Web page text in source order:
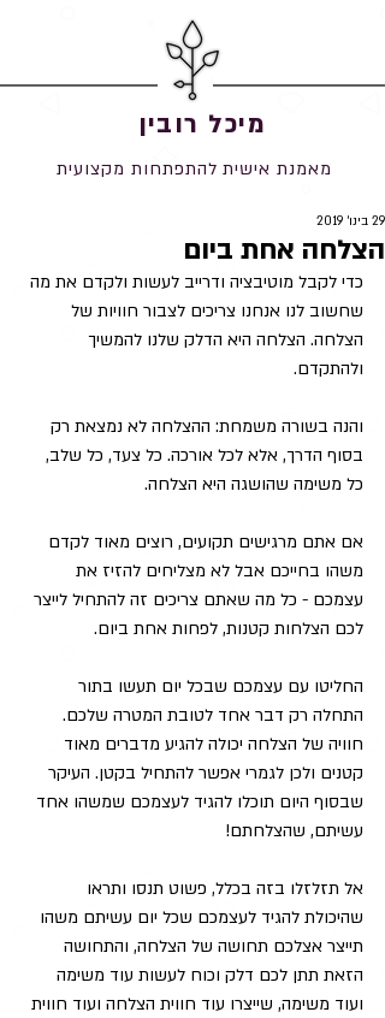
מיכל רובין
מאמנת אישית להתפתחות מקצועית
הצלחה אחת ביום
29 בינו׳ 2019
כדי לקבל מוטיבציה ודרייב לעשות ולקדם את מה
שחשוב לנו אנחנו צריכים לצבור חוויות של
הצלחה. הצלחה היא הדלק שלנו להמשיך
ולהתקדם.
והנה בשורה משמחת: ההצלחה לא נמצאת רק
בסוף הדרך, אלא לכל אורכה. כל צעד, כל שלב,
כל משימה שהושגה היא הצלחה.
אם אתם מרגישים תקועים, רוצים מאוד לקדם
משהו בחייכם אבל לא מצליחים להזיז את
עצמכם - כל מה שאתם צריכים זה להתחיל לייצר
לכם הצלחות קטנות, לפחות אחת ביום.
החליטו עם עצמכם שבכל יום תעשו בתור
התחלה רק דבר אחד לטובת המטרה שלכם.
חוויה של הצלחה יכולה להגיע מדברים מאוד
קטנים ולכן לגמרי אפשר להתחיל בקטן. העיקר
שבסוף היום תוכלו להגיד לעצמכם שמשהו אחד
עשיתם, שהצלחתם!
אל תזלזלו בזה בכלל, פשוט תנסו ותראו
שהיכולת להגיד לעצמכם שכל יום עשיתם משהו
תייצר אצלכם תחושה של הצלחה, והתחושה
הזאת תתן לכם דלק וכוח לעשות עוד משימה
ועוד משימה, שייצרו עוד חווית הצלחה ועוד חווית